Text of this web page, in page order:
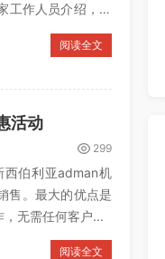
工作人员介绍，他
阅读全文
活动
299
伯利亚adman机
售。最大的优点是
无需任何客户...
阅读全文